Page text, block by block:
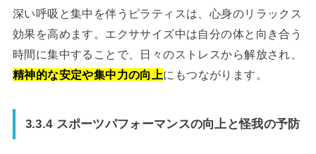
深い呼吸と集中を伴うピラティスは、心身のリラックス
効果を高めます。エクササイズ中は自分の体と向き合う
時間に集中することで、日々のストレスから解放され、
精神的な安定や集中力の向上にもつながります。
3.3.4 スポーツパフォーマンスの向上と怪我の予防